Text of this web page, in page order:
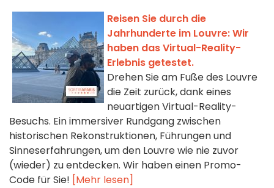
Reisen Sie durch die
Jahrhunderte im Louvre: Wir
haben das Virtual-Reality-
Erlebnis getestet.
Drehen Sie am Fuße des Louvre
die Zeit zurück, dank eines
neuartigen Virtual-Reality-
Besuchs. Ein immersiver Rundgang zwischen
historischen Rekonstruktionen, Führungen und
Sinneserfahrungen, um den Louvre wie nie zuvor
(wieder) zu entdecken. Wir haben einen Promo-
Code für Sie! [Mehr lesen]